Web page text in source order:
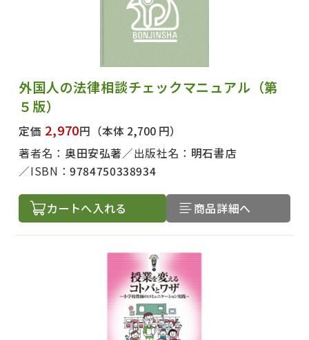
外国人の法律相談チェックマニュアル（第
５版）
定価 2,970円 （本体 2,700 円）
著者名： 奥田安弘著 出版社名： 明石書店
ISBN：9784750338934
カートへ入れる 商品詳細へ